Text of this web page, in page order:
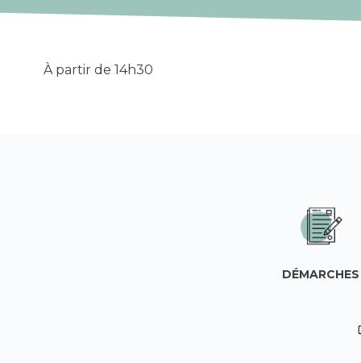
À partir de 14h30
DÉMARCHES